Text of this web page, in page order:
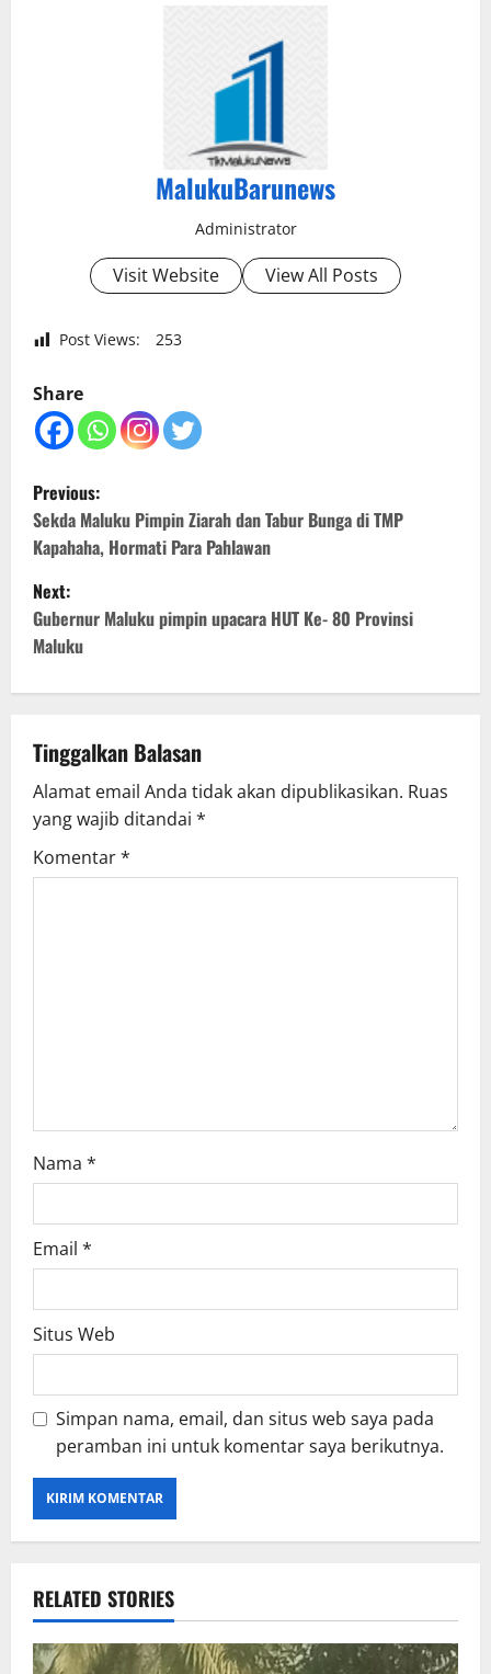
MalukuBarunews
Administrator
Visit Website View All Posts
Post Views: 253
Share
P
o
s
t
n
v
i
g
Previous:
Sekda Maluku Pimpin Ziarah dan Tabur Bunga di TMP
Kapahaha, Hormati Para Pahlawan
Next:
Gubernur Maluku pimpin upacara HUT Ke- 80 Provinsi
Maluku
Tinggalkan Balasan
Alamat email Anda tidak akan dipublikasikan. Ruas
yang wajib ditandai *
Komentar*
Nama *
Email *
Situs Web
Simpan nama, email, dan situs web saya pada
peramban ini untuk komentar saya berikutnya.
RELATED STORIES